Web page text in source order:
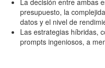
presupuesto, la
datos y el nivel de
Las estrategias híbridas,
prompts ingeniosos, a